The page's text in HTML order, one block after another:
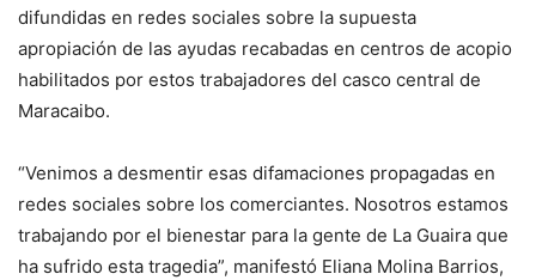
difundidas en redes sociales sobre la supuesta
apropiación de las ayudas recabadas en centros de acopio
habilitados por estos trabajadores del casco central de
Maracaibo.
“Venimos a desmentir esas difamaciones propagadas en
redes sociales sobre los comerciantes. Nosotros estamos
trabajando por el bienestar para la gente de La Guaira que
ha sufrido esta tragedia”, manifestó Eliana Molina Barrios,